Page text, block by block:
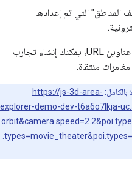
التي تم إعدادها
من خلال الاستفادة من ميزة تخصيص عناوين URL، يمكنك إنشاء تجارب
منتقاة.
https://js-3d-area-
explorer-demo-dev-t6a6o7lkja-